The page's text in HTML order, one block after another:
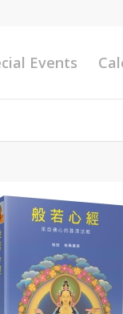
Events